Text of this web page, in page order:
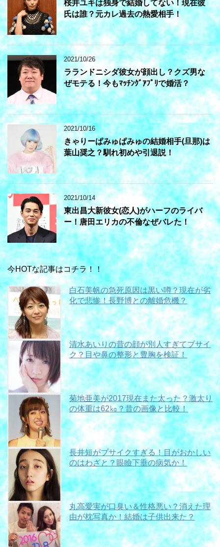
桜井ユキは独身で結婚してない！現在彼
氏は誰？元カレ過去の熱愛相手！
2021/10/26
ラランドニシダ彼女が顔出し？クズ男な
ぜモテる！今もﾏｯﾁﾝｸﾞｱﾌﾟﾘで婚活？
2021/10/16
きゃりーぱみゅぱみゅの結婚相手(旦那)は
葉山奨之？馴れ初めや引退説！
2021/10/14
東出昌大新彼女(恋人)がハーフのライバ
ー！唐田エリカの不倫なぜバレた！
今HOTな記事はコチラ！！
白石美帆の急死原因は黒い噂？現在が劣
化で悲惨！長野博との離婚危機？
清水あいりの昔の顔が別人すぎてブサイ
ク？目や鼻の整形と豊胸を検証！
菊地亜美が2017現在また太った？激太り
の体重は62㎏？昔の画像と比較！
長井短がブサイクすぎる！目がおかしい
のはわざと？眼瞼下垂の病気か！
丸高愛実が口臭い＆性格悪い？消えた理
由が枕写真か！結婚は子供出来た？